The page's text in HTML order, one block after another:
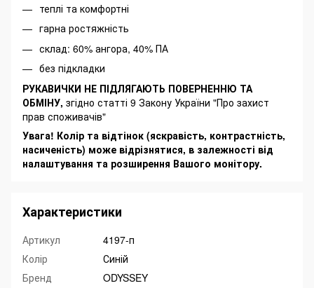
теплі та комфортні
гарна ростяжність
склад: 60% ангора, 40% ПА
без підкладки
РУКАВИЧКИ НЕ ПІДЛЯГАЮТЬ ПОВЕРНЕННЮ ТА
ОБМІНУ, згідно статті 9 Закону України "Про захист
прав споживачів"
Увага! Колір та відтінок (яскравість, контрастність,
насиченість) може відрізнятися, в залежності від
налаштування та розширення Вашого монітору.
Характеристики
Артикул
4197-п
Колір
Синій
Бренд
ODYSSEY